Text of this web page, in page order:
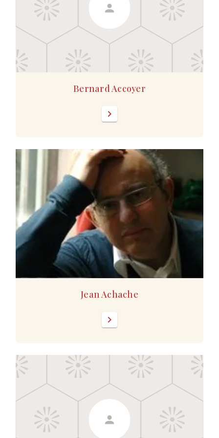
Bernard Accoyer
chevron_right
Jean Achache
chevron_right